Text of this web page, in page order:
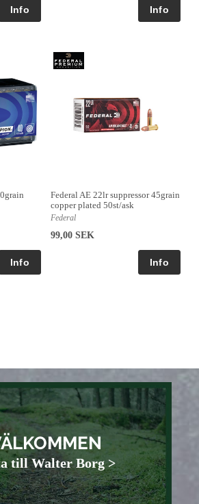
Federal AE 22lr suppressor 45grain
copper plated 50st/ask
Federal
99,00 SEK
till Walter Borg >